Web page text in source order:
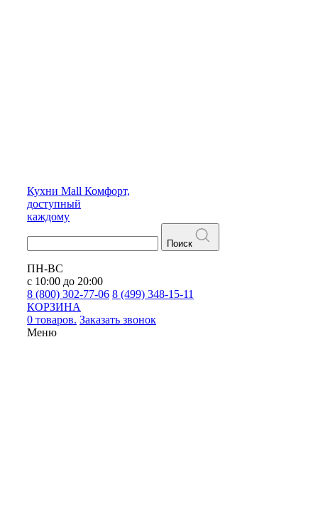
Кухни Mall Комфорт,
доступный
каждому
Поиск
ПН-ВС
с 10:00 до 20:00
8 (800) 302-77-06 8 (499) 348-15-11
КОРЗИНА
0 товаров. Заказать звонок
Меню